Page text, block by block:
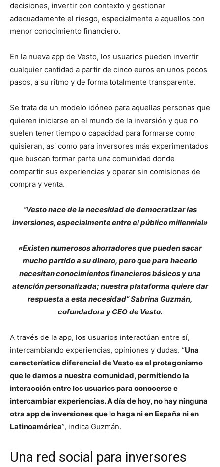
decisiones, invertir con contexto y gestionar
adecuadamente el riesgo, especialmente a aquellos con
menor conocimiento financiero.
En la nueva app de Vesto, los usuarios pueden invertir
cualquier cantidad a partir de cinco euros en unos pocos
pasos, a su ritmo y de forma totalmente transparente.
Se trata de un modelo idóneo para aquellas personas que
quieren iniciarse en el mundo de la inversión y que no
suelen tener tiempo o capacidad para formarse como
quisieran, así como para inversores más experimentados
que buscan formar parte una comunidad donde
compartir sus experiencias y operar sin comisiones de
compra y venta.
“Vesto nace de la necesidad de democratizar las
inversiones, especialmente entre el público millennial»
«Existen numerosos ahorradores que pueden sacar
mucho partido a su dinero, pero que para hacerlo
necesitan conocimientos financieros básicos y una
atención personalizada; nuestra plataforma quiere dar
respuesta a esta necesidad” Sabrina Guzmán,
cofundadora y CEO de Vesto.
A través de la app, los usuarios interactúan entre sí,
intercambiando experiencias, opiniones y dudas. “Una
característica diferencial de Vesto es el protagonismo
que le damos a nuestra comunidad, permitiendo la
interacción entre los usuarios para conocerse e
intercambiar experiencias. A día de hoy, no hay ninguna
otra app de inversiones que lo haga ni en España ni en
Latinoamérica”, indica Guzmán.
Una red social para inversores